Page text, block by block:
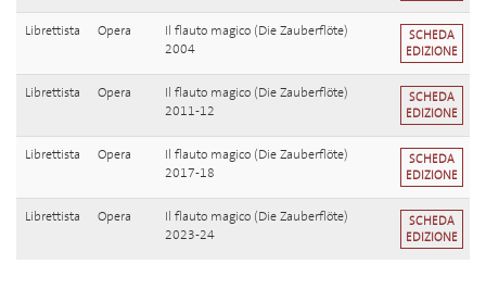
Librettista Opera
Il flauto magico (Die Zauberflöte)
2004
SCHEDA
EDIZIONE
Librettista Opera
Il flauto magico (Die Zauberflöte)
2011-12
SCHEDA
EDIZIONE
Librettista Opera
Il flauto magico (Die Zauberflöte)
2017-18
SCHEDA
EDIZIONE
Librettista Opera
Il flauto magico (Die Zauberflöte)
2023-24
SCHEDA
EDIZIONE